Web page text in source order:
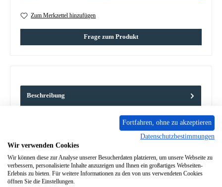
Zum Merkzettel hinzufügen
Frage zum Produkt
Beschreibung
Fireplace Pueblo Scheibendichtung Eckdaten: Glasdichtung,
Eigenschaften
Angaben zur Produktsicherheit
Fortfahren, ohne zu akzeptieren
Datenschutzbestimmungen
Wir verwenden Cookies
Wir können diese zur Analyse unserer Besucherdaten platzieren, um unsere Webseite zu
verbessern, personalisierte Inhalte anzuzeigen und Ihnen ein großartiges Webseiten-
Erlebnis zu bieten. Für weitere Informationen zu den von uns verwendeten Cookies
öffnen Sie die Einstellungen.